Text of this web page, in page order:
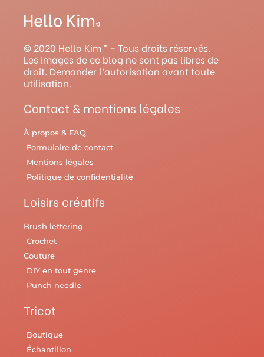
t
a
g
r
a
m
t
u
b
e
r
e
s
o
o
k
y
© 2020 Hello Kim ™ – Tous droits réservés.
Les images de ce blog ne sont pas libres de
droit. Demander l’autorisation avant toute
utilisation.
Contact & mentions légales
À propos & FAQ
Formulaire de contact
Mentions légales
Politique de confidentialité
Loisirs créatifs
Brush lettering
Crochet
Couture
DIY en tout genre
Punch needle
Tricot
Boutique
Échantillon